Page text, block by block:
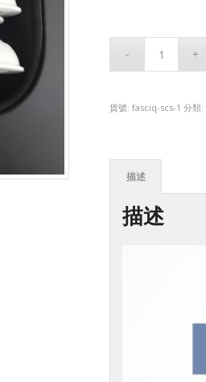
貨號:fasciq-scs-1 分類:
描述
描述